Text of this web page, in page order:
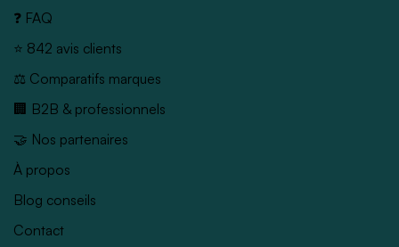
❓ FAQ
⭐ 842 avis clients
⚖️ Comparatifs marques
🏢 B2B & professionnels
🤝 Nos partenaires
À propos
Blog conseils
Contact